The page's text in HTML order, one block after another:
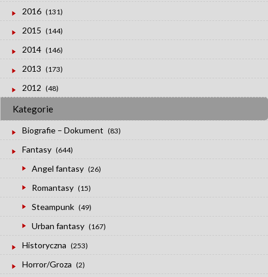
2016 (131)
2015 (144)
2014 (146)
2013 (173)
2012 (48)
Kategorie
Biografie – Dokument (83)
Fantasy (644)
Angel fantasy (26)
Romantasy (15)
Steampunk (49)
Urban fantasy (167)
Historyczna (253)
Horror/Groza (2)